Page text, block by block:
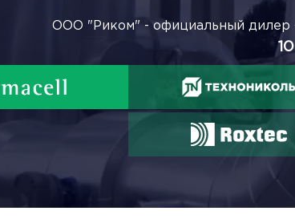
ООО "Риком" - официальный дилер